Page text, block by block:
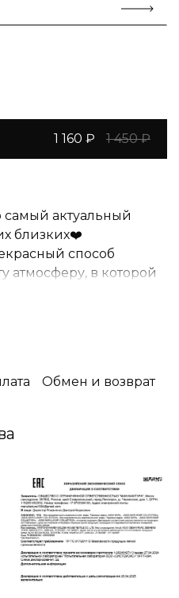
1 160 ₽ 1 450 ₽
самый актуальный
близких❤️
способ
атмосферу, в которой
моментами вместе с
терпких или
с вашим
в свои мечты
Обмен и возврат